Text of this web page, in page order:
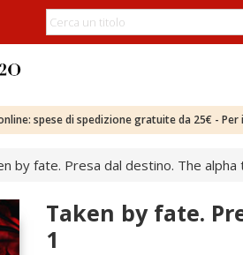
spese di spedizione gratuite da 25€ -
by fate. Presa dal destino. The alpha
Taken by fate.
1